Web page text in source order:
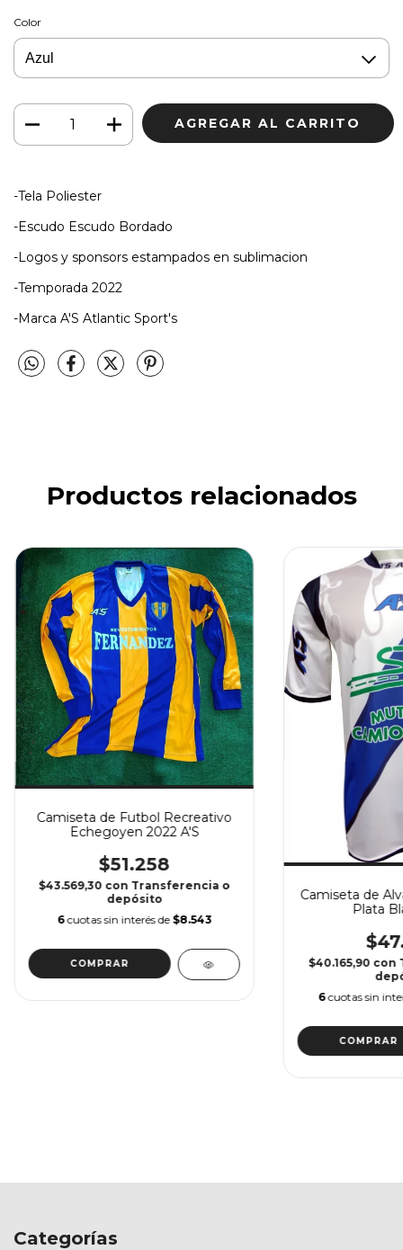
Color
-Tela Poliester
-Escudo Escudo Bordado
-Logos y sponsors estampados en sublimacion
-Temporada 2022
-Marca A'S Atlantic Sport's
Productos relacionados
Camiseta de Futbol Recreativo
Echegoyen 2022 A'S
$51.258
$43.569,30 con Transferencia o
depósito
6 cuotas sin interés de $8.543
COMPRAR
Camiseta de
Plata
$40.165,90 con
6 cuotas sin
COMPRAR
Categorías